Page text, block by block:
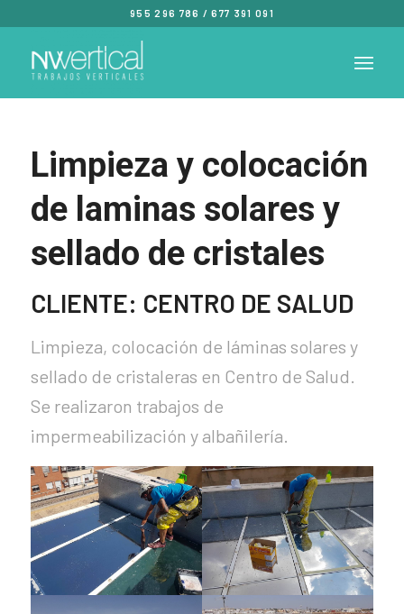
955 296 786 /677 391 091
Limpieza y colocación
de laminas solares y
sellado de cristales
CLIENTE: CENTRO DE SALUD
Limpieza, colocación de láminas solares y
sellado de cristaleras en Centro de Salud.
Se realizaron trabajos de
impermeabilización y albañilería.